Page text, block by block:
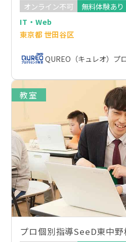
オンライン不可
無料体験あり
IT・Web
東京都 世田谷区
QUREO（キュレオ）プ
教室
プロ個別指導SeeD東中野